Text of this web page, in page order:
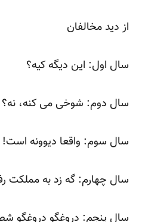
از دید مخالفان
سال اول: این دیگه کیه؟
سال دوم: شوخی می کنه، نه؟
سال سوم: واقعا دیوونه است!
سال چهارم: گه زد به مملکت
سال پنجم: دروغگو دروغگو